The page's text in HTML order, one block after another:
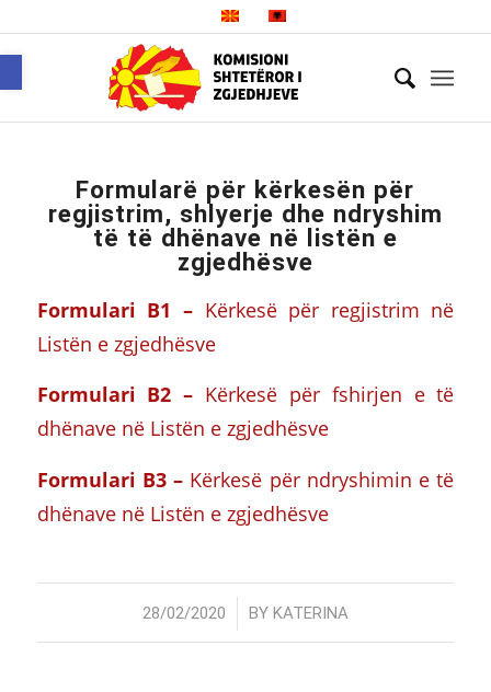
Formularë për kërkesën për
regjistrim, shlyerje dhe ndryshim
të të dhënave në listën e
zgjedhësve
Formulari B1 – Kërkesë për regjistrim në
Listën e zgjedhësve
Formulari B2 – Kërkesë për fshirjen e të
dhënave në Listën e zgjedhësve
Formulari B3 – Kërkesë për ndryshimin e të
dhënave në Listën e zgjedhësve
28/02/2020
/ BY KATERINA
Open toolbar